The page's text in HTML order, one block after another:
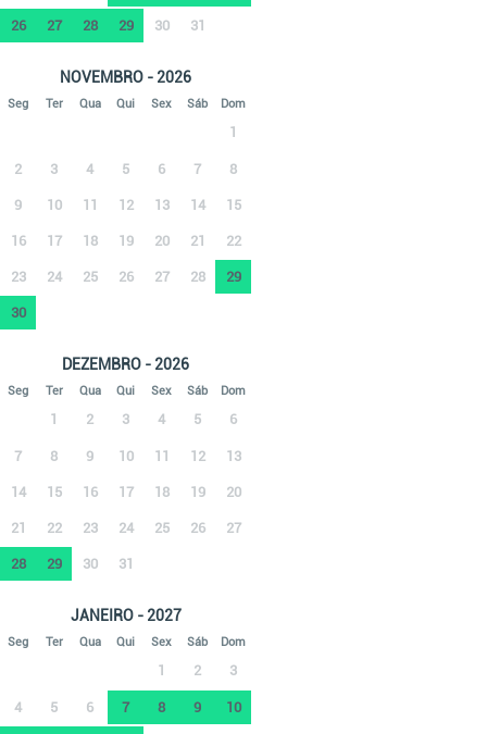
26 27 28 29 30 31
NOVEMBRO - 2026
Seg Ter Qua Qui Sex Sáb Dom
1
2 3 4 5 6 7 8
9 10 11 12 13 14 15
16 17 18 19 20 21 22
23 24 25 26 27 28 29
30
DEZEMBRO - 2026
Seg Ter Qua Qui Sex Sáb Dom
1 2 3 4 5 6
7 8 9 10 11 12 13
14 15 16 17 18 19 20
21 22 23 24 25 26 27
28 29 30 31
JANEIRO - 2027
Seg Ter Qua Qui Sex Sáb Dom
1 2 3
4 5 6 7 8 9 10